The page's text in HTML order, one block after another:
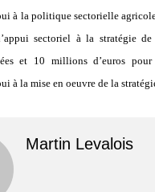
à la politique sectorielle
sectoriel à la stratégie de
et 10 millions d’euros
à la mise en oeuvre de la
Martin Levalois